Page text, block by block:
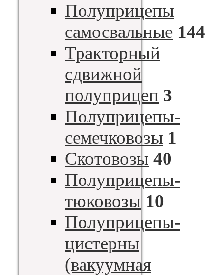
Полуприцепы
самосвальные 144
Тракторный
сдвижной
полуприцеп 3
Полуприцепы-
семечковозы 1
Скотовозы 40
Полуприцепы-
тюковозы 10
Полуприцепы-
цистерны
(вакуумная